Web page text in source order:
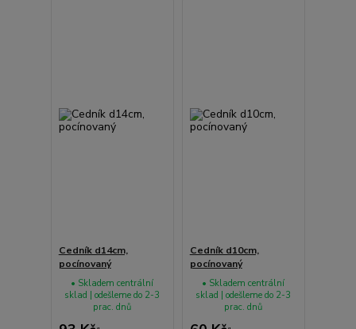
Cedník d14cm,
pocínovaný
• Skladem centrální
sklad | odešleme do 2-3
prac. dnů
Cedník d10cm,
pocínovaný
• Skladem centrální
sklad | odešleme do 2-3
prac. dnů